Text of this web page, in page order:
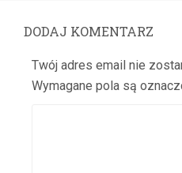
Baryka Eugeniusz
Baurska – Wiśniewska Halina
DODAJ KOMENTARZ
Twój adres email nie
Wymagane pola są